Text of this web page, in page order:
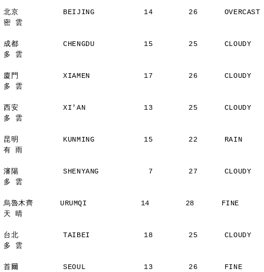
北京          BEIJING           14        26      OVERCAST
密 雲
成都          CHENGDU           15        25      CLOUDY
多 雲
廈門          XIAMEN            17        26      CLOUDY
多 雲
西安          XI'AN             13        25      CLOUDY
多 雲
昆明          KUNMING           15        22      RAIN
有 雨
瀋陽          SHENYANG           7        27      CLOUDY
多 雲
烏魯木齊      URUMQI            14        28      FINE
天 晴
台北          TAIBEI            18        25      CLOUDY
多 雲
首爾          SEOUL             13        26      FINE